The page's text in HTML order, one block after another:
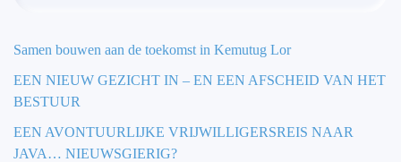
Samen bouwen aan de toekomst in Kemutug Lor
EEN NIEUW GEZICHT IN – EN EEN AFSCHEID VAN HET
BESTUUR
EEN AVONTUURLIJKE VRIJWILLIGERSREIS NAAR
JAVA… NIEUWSGIERIG?